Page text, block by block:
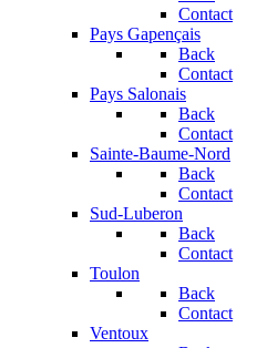
Contact
Pays Gapençais
Back
Contact
Pays Salonais
Back
Contact
Sainte-Baume-Nord
Back
Contact
Sud-Luberon
Back
Contact
Toulon
Back
Contact
Ventoux